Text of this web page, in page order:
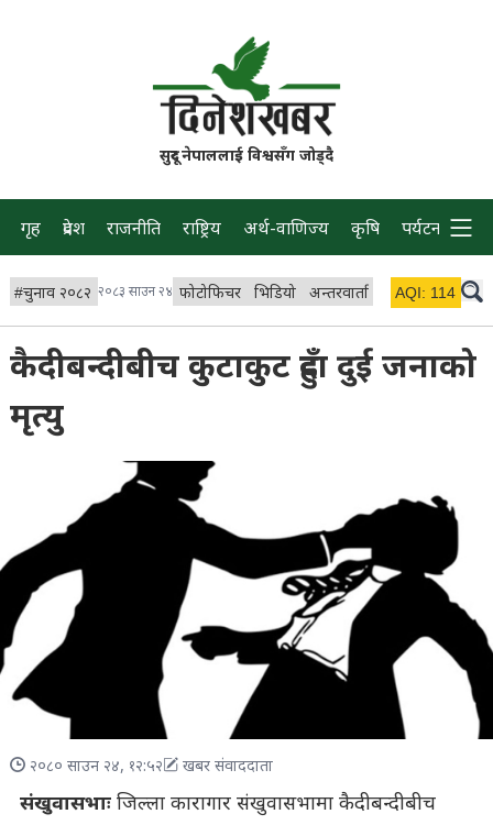
सुदूर नेपाललाई विश्वसँग जोड्दै
गृह प्रदेश राजनीति राष्ट्रिय अर्थ-वाणिज्य कृषि पर्यटन प्रवास
#चुनाव २०८२ २०८३ साउन २४ फोटोफिचर भिडियो अन्तरवार्ता विचार/ब्लग
AQI: 114
कैदीबन्दीबीच कुटाकुट हुँदा दुई जनाको
मृत्यु
२०८० साउन २४, १२:५२ खबर संवाददाता
संखुवासभाःजिल्ला कारागार संखुवासभामा कैदीबन्दीबीच